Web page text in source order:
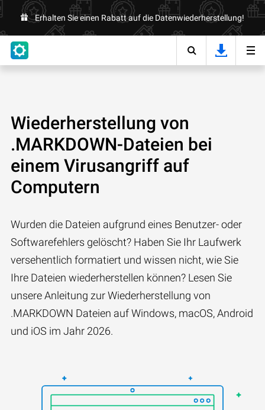
Erhalten Sie einen Rabatt auf die Datenwiederherstellung!
Wiederherstellung von
.MARKDOWN-Dateien bei
einem Virusangriff auf
Computern
Wurden die Dateien aufgrund eines Benutzer- oder
Softwarefehlers gelöscht? Haben Sie Ihr Laufwerk
versehentlich formatiert und wissen nicht, wie Sie
Ihre Dateien wiederherstellen können? Lesen Sie
unsere Anleitung zur Wiederherstellung von
.MARKDOWN Dateien auf Windows, macOS, Android
und iOS im Jahr 2026.